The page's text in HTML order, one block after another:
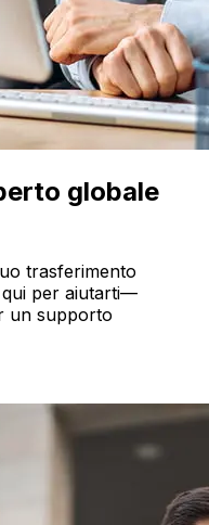
globale
trasferimento
qui per aiutarti—
un supporto